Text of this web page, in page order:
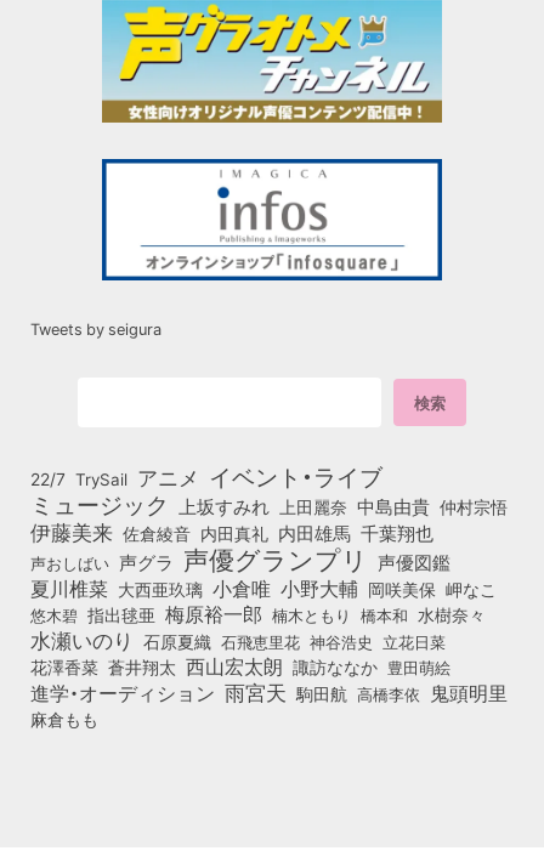
Tweets by seigura
22/7 TrySail アニメ イベント・ライブ
ミュージック 上坂すみれ 上田麗奈 中島由貴 仲村宗悟
伊藤美来 佐倉綾音 内田真礼 内田雄馬 千葉翔也
声おしばい 声グラ 声優グランプリ 声優図鑑
夏川椎菜 大西亜玖璃 小倉唯 小野大輔 岡咲美保 岬なこ
悠木碧 指出毬亜 梅原裕一郎 楠木ともり 橋本和 水樹奈々
水瀬いのり 石原夏織 石飛恵里花 神谷浩史 立花日菜
花澤香菜 蒼井翔太 西山宏太朗 諏訪ななか 豊田萌絵
進学・オーディション 雨宮天 駒田航 高橋李依 鬼頭明里
麻倉もも